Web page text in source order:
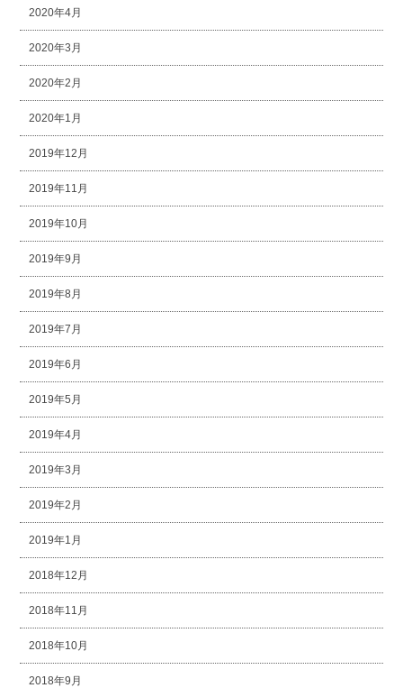
2020年4月
2020年3月
2020年2月
2020年1月
2019年12月
2019年11月
2019年10月
2019年9月
2019年8月
2019年7月
2019年6月
2019年5月
2019年4月
2019年3月
2019年2月
2019年1月
2018年12月
2018年11月
2018年10月
2018年9月